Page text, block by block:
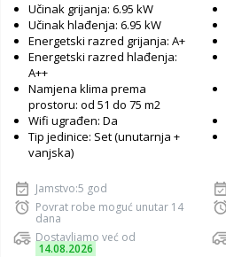
Učinak grijanja: 6.95 kW
Učinak hlađenja: 6.95 kW
Energetski razred grijanja: A+
Energetski razred hlađenja:
A++
Namjena klima prema
prostoru: od 51 do 75 m2
Wifi ugrađen: Da
Tip jedinice: Set (unutarnja +
vanjska)
Jamstvo:5 god
Povrat robe moguć unutar 14
dana
Dostavljamo već od
14.08.2026